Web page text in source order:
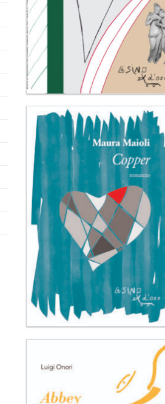
Aggiungi
alla lista
dei
desideri
Aggiungi
alla lista
dei
desideri